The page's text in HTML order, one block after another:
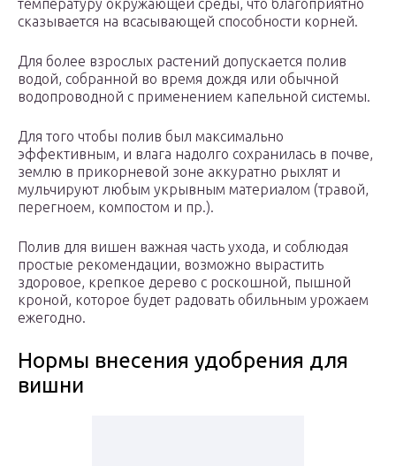
температуру окружающей среды, что благоприятно
сказывается на всасывающей способности корней.
Для более взрослых растений допускается полив
водой, собранной во время дождя или обычной
водопроводной с применением капельной системы.
Для того чтобы полив был максимально
эффективным, и влага надолго сохранилась в почве,
землю в прикорневой зоне аккуратно рыхлят и
мульчируют любым укрывным материалом (травой,
перегноем, компостом и пр.).
Полив для вишен важная часть ухода, и соблюдая
простые рекомендации, возможно вырастить
здоровое, крепкое дерево с роскошной, пышной
кроной, которое будет радовать обильным урожаем
ежегодно.
Нормы внесения удобрения для
вишни